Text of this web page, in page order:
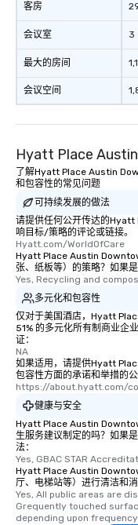
客房
会议室
最大的房间
会议空间
3
Hyatt Place
了解Hyatt Place Austin
和包容性的常见问题
可持续发展的做法
请提供任何公开传达的
响目标/策略的评论或链接。
Hyatt.com/WorldOfCare
Hyatt Place Austin
张、纸板等）的策略？如果
Yes, Recycling and
多元化和包容性
仅对于美国酒店，Hyatt
51% 的多元化所有制商业企
证：
NA
如果适用，请提供Hyatt
包容性方面的承诺和举措的公
https://about.hyatt.com/
健康与安全
Hyatt Place Austin
生服务建议制定的吗？如果
法：
Yes, GBAC STAR
Hyatt Place Austin
厅、电梯站等）进行清洁和
Yes, All public areas are
Grequently touched
depending upon